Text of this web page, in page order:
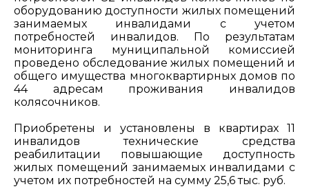
оборудованию доступности жилых помещений
занимаемых инвалидами с учетом
потребностей инвалидов. По результатам
мониторинга муниципальной комиссией
проведено обследование жилых помещений и
общего имущества многоквартирных домов по
44 адресам проживания инвалидов
колясочников.
Приобретены и установлены в квартирах 11
инвалидов технические средства
реабилитации повышающие доступность
жилых помещений занимаемых инвалидами с
учетом их потребностей на сумму 25,6 тыс. руб.